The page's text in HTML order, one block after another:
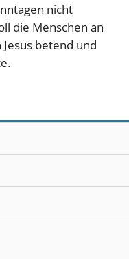
nicht
die Menschen an
betend und